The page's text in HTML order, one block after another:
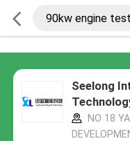
Seelong
NO 18